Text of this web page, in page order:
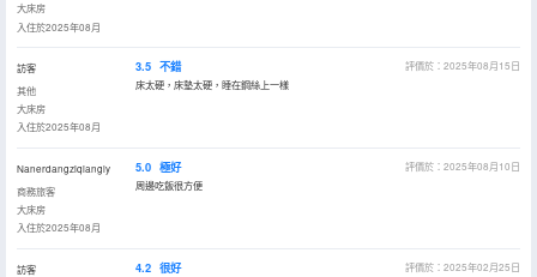
大床房
入住於2025年08月
訪客
其他
大床房
入住於2025年08月
3.5 不錯
評價於：2025年08月15日
床太硬，床墊太硬，睡在鋼絲上一樣
Nanerdangziqiangly
商務旅客
大床房
入住於2025年08月
5.0 極好
評價於：2025年08月10日
周邊吃飯很方便
訪客
4.2 很好
評價於：2025年02月25日